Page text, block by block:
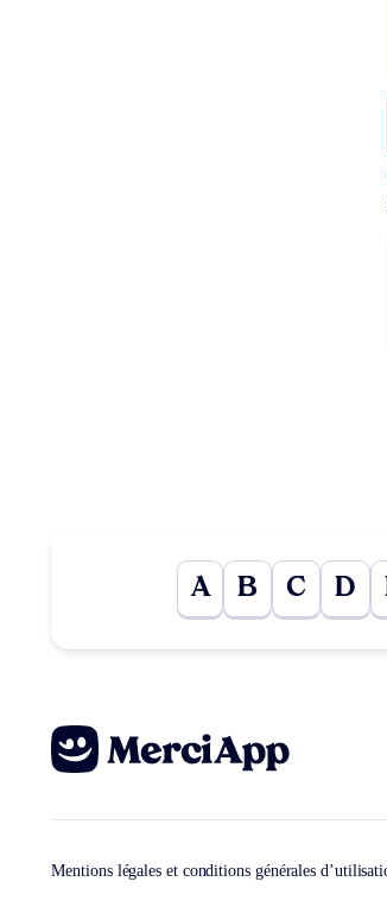
A B C D
Mentions légales et conditions générales